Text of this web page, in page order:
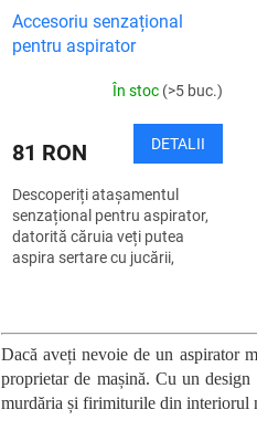
Accesoriu senzațional
pentru aspirator
În stoc (>5 buc.)
81 RON DETALII
Descoperiți atașamentul
senzațional pentru aspirator,
datorită căruia veți putea
aspira sertare cu jucării,
Dacă aveți nevoie de un aspirator
proprietar de mașină. Cu un
murdăria și firimiturile din interiorul